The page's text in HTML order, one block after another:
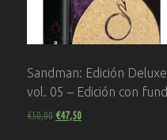
Sandman: Edición Deluxe
vol. 05 – Edición con fund
€50,00€47,50